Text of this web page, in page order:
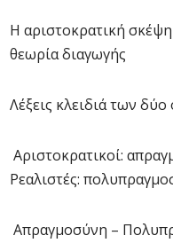
Η αριστοκρατική σκέψη
θεωρία διαγωγής
Λέξεις κλειδιά των
Αριστοκρατικοί:
Ρεαλιστές:
Απραγμοσύνη –